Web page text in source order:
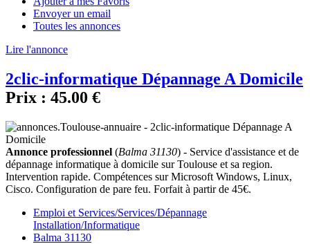
Envoyer un email
Toutes les annonces
Lire l'annonce
2clic-informatique Dépannage A Domicile
Prix : 45.00 €
Annonce professionnel (Balma 31130) - Service d'assistance et de
dépannage informatique à domicile sur Toulouse et sa region.
Intervention rapide. Compétences sur Microsoft Windows, Linux,
Cisco. Configuration de pare feu. Forfait à partir de 45€.
Emploi et Services/Services/Dépannage
Installation/Informatique
Balma 31130